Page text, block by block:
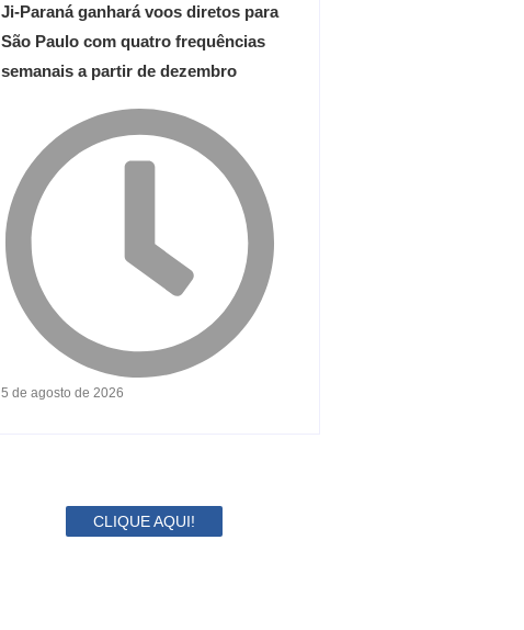
Ji-Paraná ganhará voos diretos para
São Paulo com quatro frequências
semanais a partir de dezembro
5 de agosto de 2026
CLIQUE AQUI!